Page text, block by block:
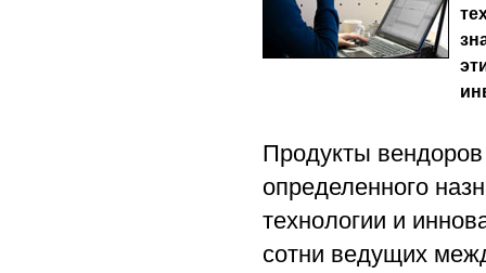
Продукты
определенного
технологии и
сотни ведущих